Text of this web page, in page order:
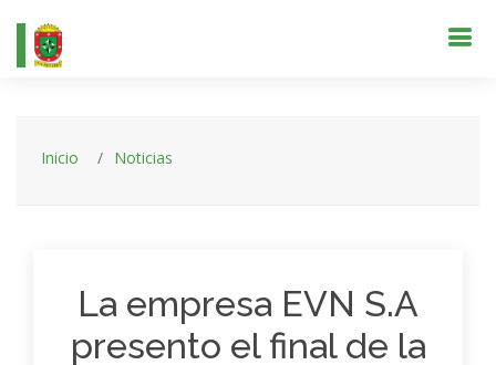
Inicio Noticias
La empresa EVN S.A
presento el final de la